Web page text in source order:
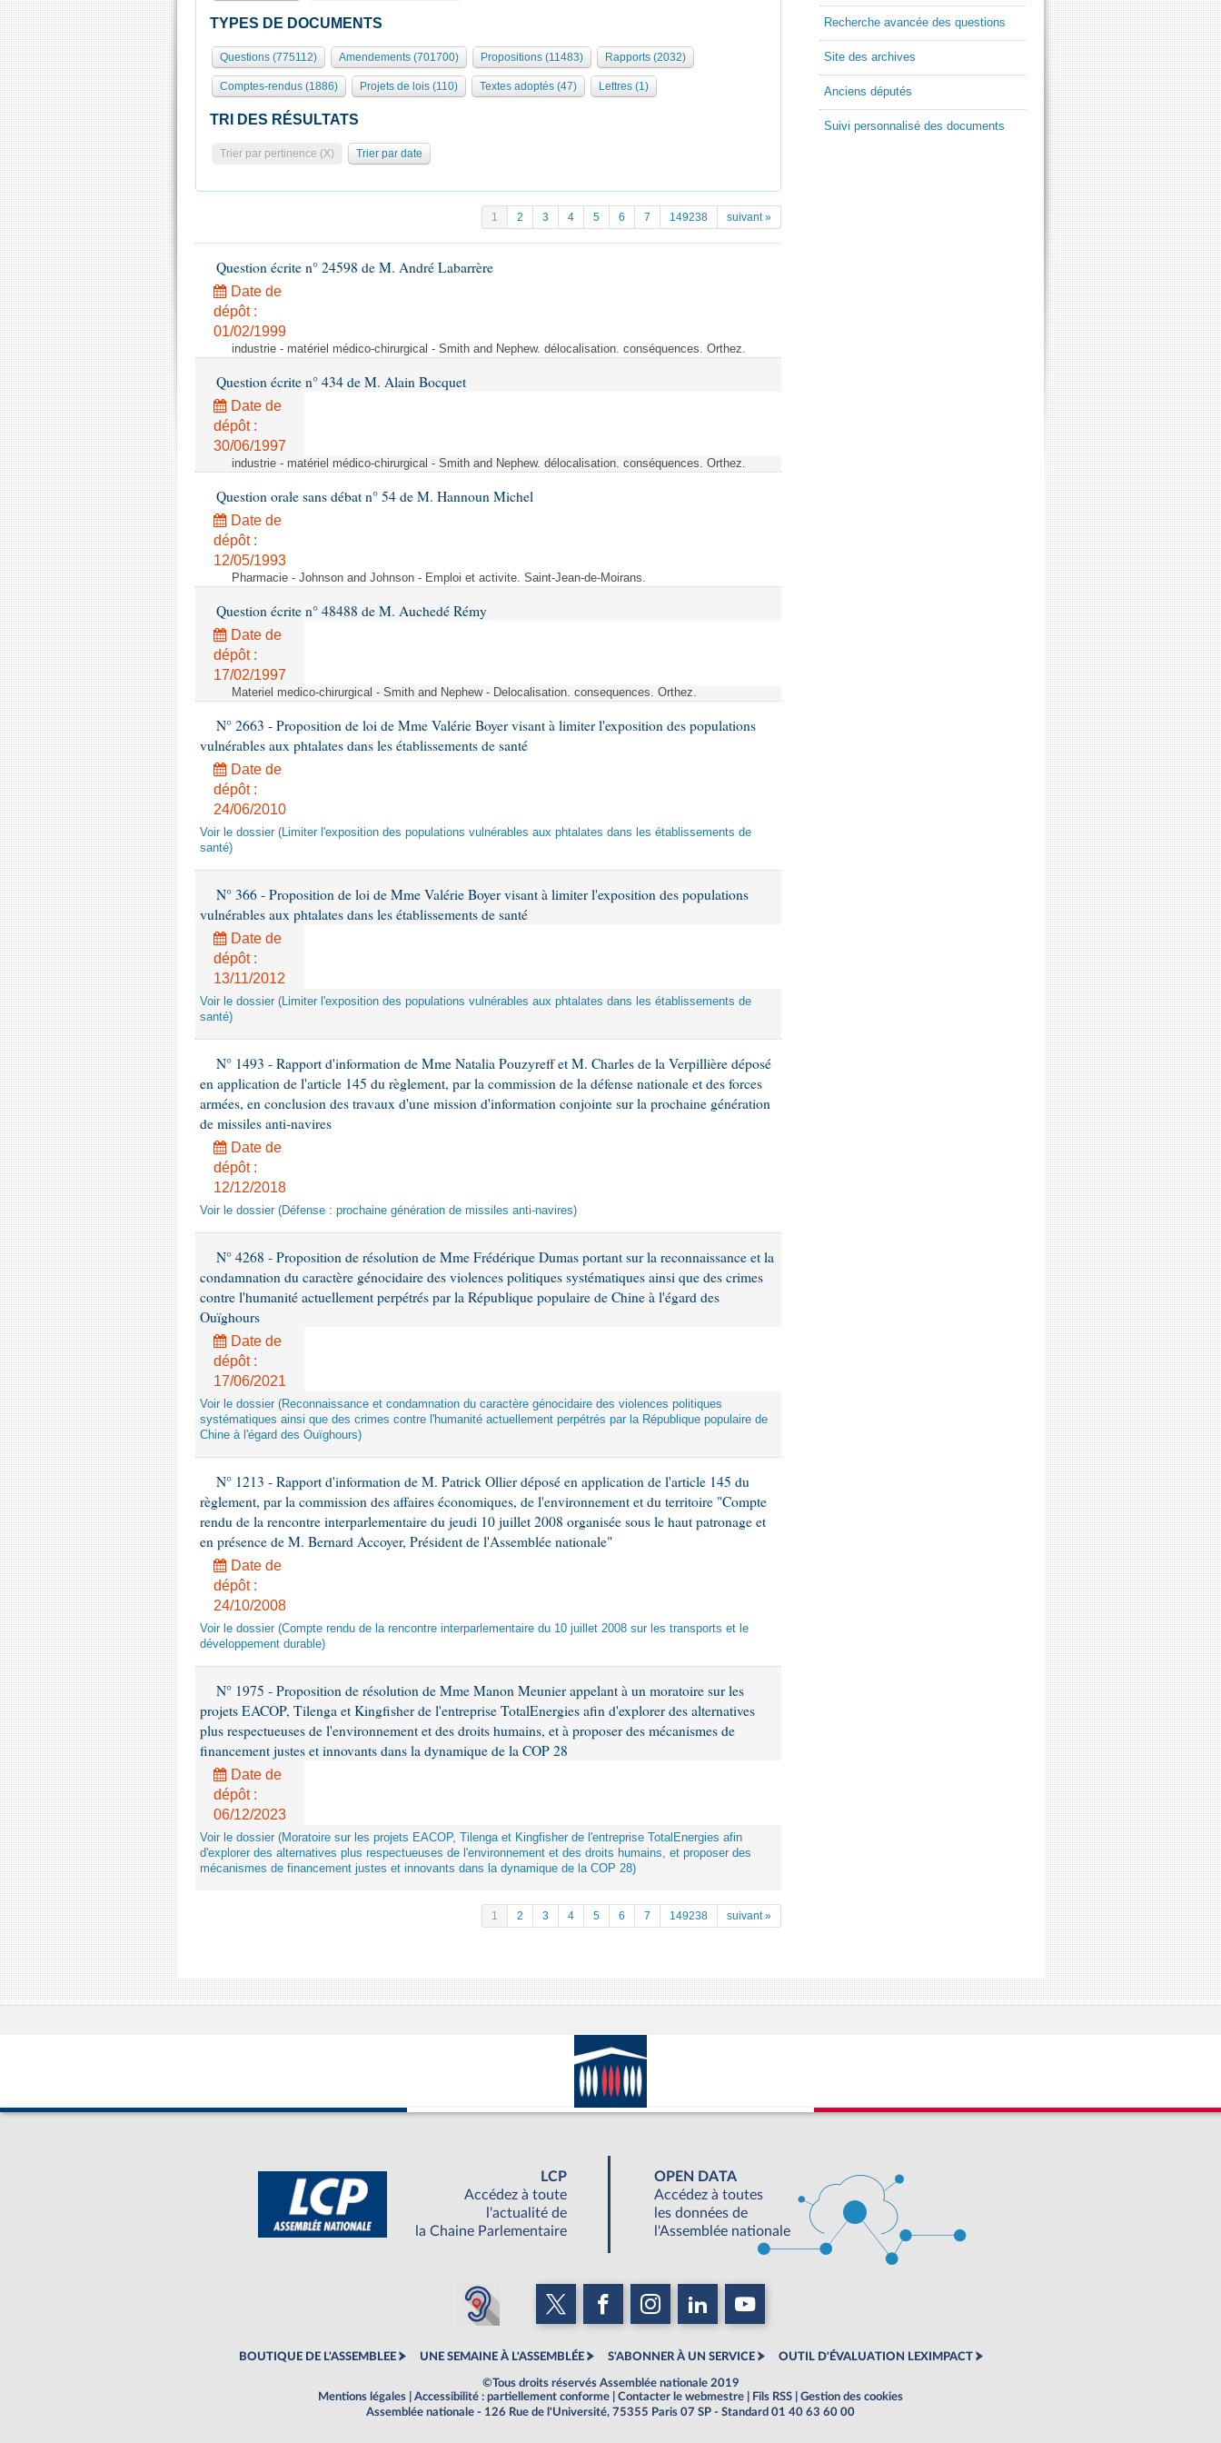
TYPES DE DOCUMENTS
Questions (775112) Amendements (701700) Propositions (11483) Rapports (2032)
Comptes-rendus (1886) Projets de lois (110) Textes adoptés (47) Lettres (1)
TRI DES RÉSULTATS
Trier par pertinence (X) Trier par date
1 2 3 4 5 6 7 149238 suivant »
Question écrite n° 24598 de M. André Labarrère
Date de
dépôt :
01/02/1999
industrie - matériel médico-chirurgical - Smith and Nephew. délocalisation. conséquences. Orthez.
Question écrite n° 434 de M. Alain Bocquet
Date de
dépôt :
30/06/1997
industrie - matériel médico-chirurgical - Smith and Nephew. délocalisation. conséquences. Orthez.
Question orale sans débat n° 54 de M. Hannoun Michel
Date de
dépôt :
12/05/1993
Pharmacie - Johnson and Johnson - Emploi et activite. Saint-Jean-de-Moirans.
Question écrite n° 48488 de M. Auchedé Rémy
Date de
dépôt :
17/02/1997
Materiel medico-chirurgical - Smith and Nephew - Delocalisation. consequences. Orthez.
N° 2663 - Proposition de loi de Mme Valérie Boyer visant à limiter l'exposition des populations
vulnérables aux phtalates dans les établissements de santé
Date de
dépôt :
24/06/2010
Voir le dossier (Limiter l'exposition des populations vulnérables aux phtalates dans les établissements de
santé)
N° 366 - Proposition de loi de Mme Valérie Boyer visant à limiter l'exposition des populations
vulnérables aux phtalates dans les établissements de santé
Date de
dépôt :
13/11/2012
Voir le dossier (Limiter l'exposition des populations vulnérables aux phtalates dans les établissements de
santé)
N° 1493 - Rapport d'information de Mme Natalia Pouzyreff et M. Charles de la Verpillière déposé
en application de l'article 145 du règlement, par la commission de la défense nationale et des forces
armées, en conclusion des travaux d'une mission d'information conjointe sur la prochaine génération
de missiles anti-navires
Date de
dépôt :
12/12/2018
Voir le dossier (Défense : prochaine génération de missiles anti-navires)
N° 4268 - Proposition de résolution de Mme Frédérique Dumas portant sur la reconnaissance et la
condamnation du caractère génocidaire des violences politiques systématiques ainsi que des crimes
contre l'humanité actuellement perpétrés par la République populaire de Chine à l'égard des
Ouïghours
Date de
dépôt :
17/06/2021
Voir le dossier (Reconnaissance et condamnation du caractère génocidaire des violences politiques
systématiques ainsi que des crimes contre l'humanité actuellement perpétrés par la République populaire de
Chine à l'égard des Ouïghours)
N° 1213 - Rapport d'information de M. Patrick Ollier déposé en application de l'article 145 du
règlement, par la commission des affaires économiques, de l'environnement et du territoire "Compte
rendu de la rencontre interparlementaire du jeudi 10 juillet 2008 organisée sous le haut patronage et
en présence de M. Bernard Accoyer, Président de l'Assemblée nationale"
Date de
dépôt :
24/10/2008
Voir le dossier (Compte rendu de la rencontre interparlementaire du 10 juillet 2008 sur les transports et le
développement durable)
N° 1975 - Proposition de résolution de Mme Manon Meunier appelant à un moratoire sur les
projets EACOP, Tilenga et Kingfisher de l'entreprise TotalEnergies afin d'explorer des alternatives
plus respectueuses de l'environnement et des droits humains, et à proposer des mécanismes de
financement justes et innovants dans la dynamique de la COP 28
Date de
dépôt :
06/12/2023
Voir le dossier (Moratoire sur les projets EACOP, Tilenga et Kingfisher de l'entreprise TotalEnergies afin
d'explorer des alternatives plus respectueuses de l'environnement et des droits humains, et proposer des
mécanismes de financement justes et innovants dans la dynamique de la COP 28)
1 2 3 4 5 6 7 149238 suivant »
Recherche avancée des questions
Site des archives
Anciens députés
Suivi personnalisé des documents
LCP
Accédez à toute
l'actualité de
la Chaine Parlementaire
OPEN DATA
Accédez à toutes
les données de
l'Assemblée nationale
BOUTIQUE DE L'ASSEMBLEE UNE SEMAINE À L'ASSEMBLÉE S'ABONNER À UN SERVICE OUTIL D'ÉVALUATION LEXIMPACT
©Tous droits réservés Assemblée nationale 2019
Mentions légales
Accessibilité : partiellement conforme Contacter le webmestre Fils RSS
Gestion des cookies
Assemblée nationale - 126 Rue de l'Université, 75355 Paris 07 SP - Standard 01 40 63 60 00